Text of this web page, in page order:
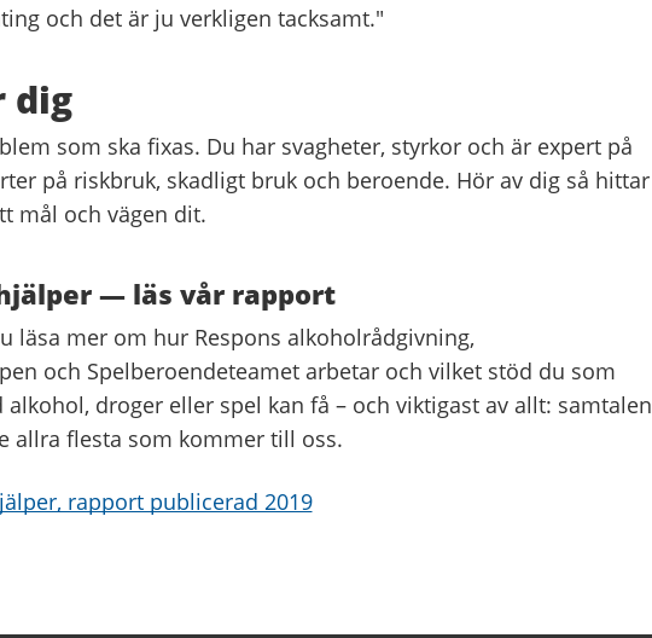
och det är ju verkligen tacksamt."
dig
som ska fixas. Du har svagheter, styrkor och är expert på
på riskbruk, skadligt bruk och beroende. Hör av dig så hittar
mål och vägen dit.
— läs vår rapport
läsa mer om hur Respons alkoholrådgivning,
och Spelberoendeteamet arbetar och vilket stöd du som
droger eller spel kan få – och viktigast av allt: samtalen
allra flesta som kommer till oss.
rapport publicerad 2019